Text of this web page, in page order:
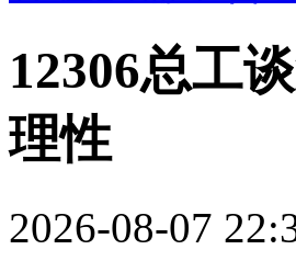
12306总工
理性
2026-08-07